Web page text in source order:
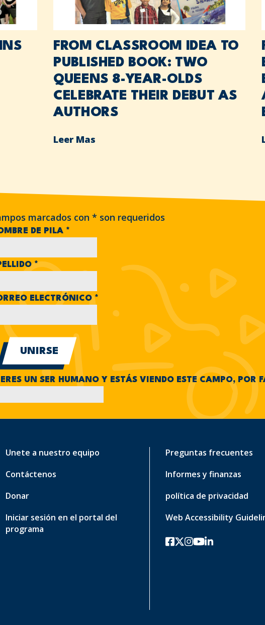
FROM CLASSROOM IDEA TO
PUBLISHED BOOK: TWO
QUEENS 8-YEAR-OLDS
CELEBRATE THEIR DEBUT AS
AUTHORS
Leer Mas
marcados con* son requeridos
DE PILA *
*
ELECTRÓNICO*
UN SER HUMANO Y ESTÁS VIENDO ESTE CAMPO, POR
Unete a nuestro equipo
Contáctenos
Donar
Iniciar sesión en el portal del
programa
Preguntas frecuentes
Informes y finanzas
política de privacidad
Web Accessibility
Facebook
twitter-x
Instagram
YouTube
linkedin